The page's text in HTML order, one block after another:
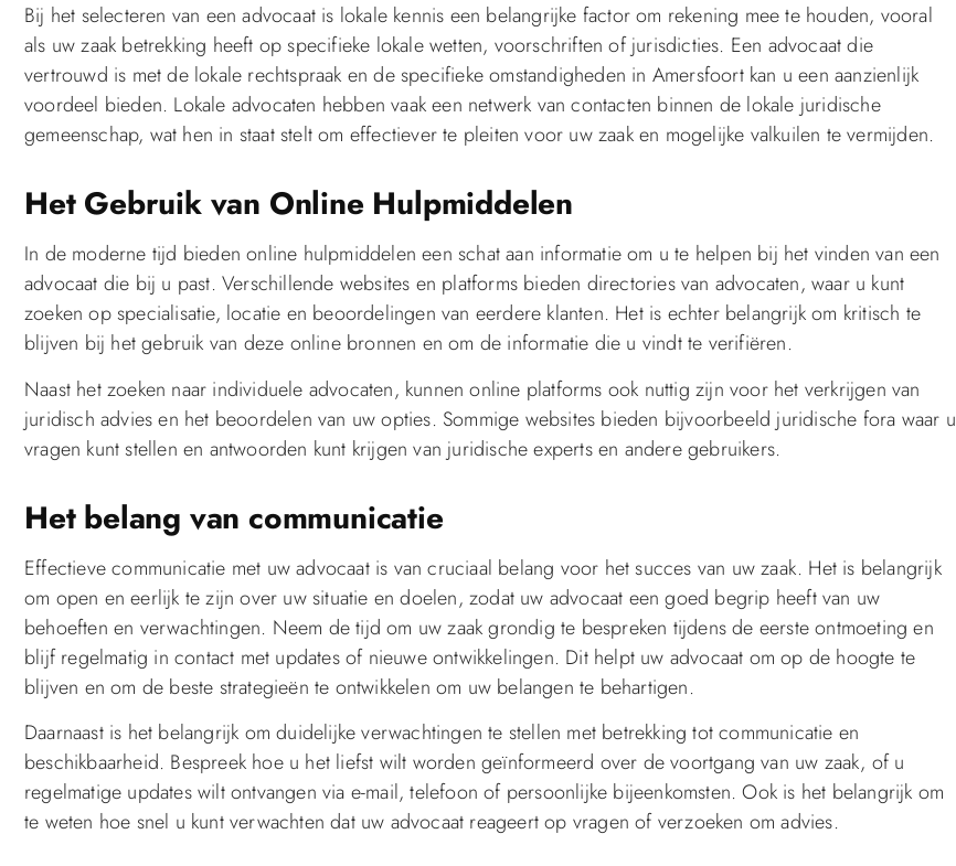
Bij het selecteren van een advocaat is lokale kennis een belangrijke factor om rekening mee te houden, vooral
als uw zaak betrekking heeft op specifieke lokale wetten, voorschriften of jurisdicties. Een advocaat die
vertrouwd is met de lokale rechtspraak en de specifieke omstandigheden in Amersfoort kan u een aanzienlijk
voordeel bieden. Lokale advocaten hebben vaak een netwerk van contacten binnen de lokale juridische
gemeenschap, wat hen in staat stelt om effectiever te pleiten voor uw zaak en mogelijke valkuilen te vermijden.
Het Gebruik van Online Hulpmiddelen
In de moderne tijd bieden online hulpmiddelen een schat aan informatie om u te helpen bij het vinden van een
advocaat die bij u past. Verschillende websites en platforms bieden directories van advocaten, waar u kunt
zoeken op specialisatie, locatie en beoordelingen van eerdere klanten. Het is echter belangrijk om kritisch te
blijven bij het gebruik van deze online bronnen en om de informatie die u vindt te verifiëren.
Naast het zoeken naar individuele advocaten, kunnen online platforms ook nuttig zijn voor het verkrijgen van
juridisch advies en het beoordelen van uw opties. Sommige websites bieden bijvoorbeeld juridische fora waar u
vragen kunt stellen en antwoorden kunt krijgen van juridische experts en andere gebruikers.
Het belang van communicatie
Effectieve communicatie met uw advocaat is van cruciaal belang voor het succes van uw zaak. Het is belangrijk
om open en eerlijk te zijn over uw situatie en doelen, zodat uw advocaat een goed begrip heeft van uw
behoeften en verwachtingen. Neem de tijd om uw zaak grondig te bespreken tijdens de eerste ontmoeting en
blijf regelmatig in contact met updates of nieuwe ontwikkelingen. Dit helpt uw advocaat om op de hoogte te
blijven en om de beste strategieën te ontwikkelen om uw belangen te behartigen.
Daarnaast is het belangrijk om duidelijke verwachtingen te stellen met betrekking tot communicatie en
beschikbaarheid. Bespreek hoe u het liefst wilt worden geïnformeerd over de voortgang van uw zaak, of u
regelmatige updates wilt ontvangen via e-mail, telefoon of persoonlijke bijeenkomsten. Ook is het belangrijk om
te weten hoe snel u kunt verwachten dat uw advocaat reageert op vragen of verzoeken om advies.